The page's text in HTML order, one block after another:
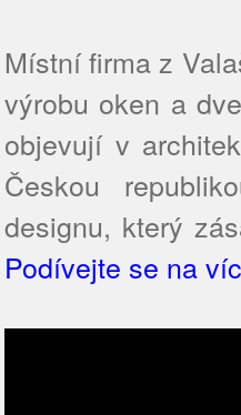
Místní firma z
výrobu oken a
objevují v
Českou
designu, který
Podívejte se na